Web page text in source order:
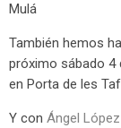
Mulá
También hemos
próximo sábado 4
en Porta de les
Y con Ángel López